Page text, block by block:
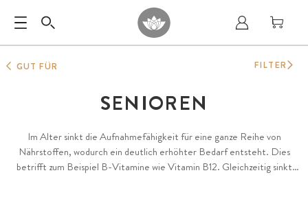
GUT FÜR
SENIOREN
Im Alter sinkt die Aufnahmefähigkeit für eine ganze Reihe von
Nährstoffen, wodurch ein deutlich erhöhter Bedarf entsteht. Dies
betrifft zum Beispiel B-Vitamine wie Vitamin B12. Gleichzeitig sinkt
FILTER